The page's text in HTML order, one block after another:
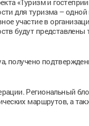
«Туризм и
для туризма –
участие в
будут представлены
получено
Региональный
маршрутов, а